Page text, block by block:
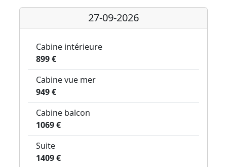
27-09-2026
Cabine intérieure
899 €
Cabine vue mer
949 €
Cabine balcon
1069 €
Suite
1409 €